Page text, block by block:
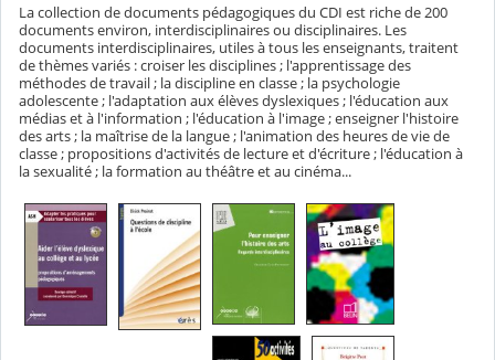
La collection de documents pédagogiques du CDI est riche de 200
documents environ, interdisciplinaires ou disciplinaires. Les
documents interdisciplinaires, utiles à tous les enseignants, traitent
de thèmes variés : croiser les disciplines ; l'apprentissage des
méthodes de travail ; la discipline en classe ; la psychologie
adolescente ; l'adaptation aux élèves dyslexiques ; l'éducation aux
médias et à l'information ; l'éducation à l'image ; enseigner l'histoire
des arts ; la maîtrise de la langue ; l'animation des heures de vie de
classe ; propositions d'activités de lecture et d'écriture ; l'éducation à
la sexualité ; la formation au théâtre et au cinéma...